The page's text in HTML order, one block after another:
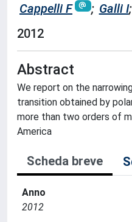
Cappelli F ; Galli I;
2012
Abstract
We report on the
transition obtained by
more than two orders of
America
Scheda breve
Anno
2012